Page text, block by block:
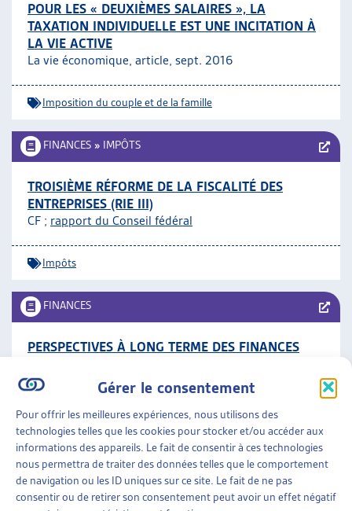
Gérer le consentement
Pour offrir les meilleures expériences, nous utilisons des
technologies telles que les cookies pour stocker et/ou accéder aux
informations des appareils. Le fait de consentir à ces technologies
nous permettra de traiter des données telles que le comportement
de navigation ou les ID uniques sur ce site. Le fait de ne pas
consentir ou de retirer son consentement peut avoir un effet négatif
POUR LES « DEUXIÈMES SALAIRES », LA
TAXATION INDIVIDUELLE EST UNE INCITATION À
LA VIE ACTIVE
La vie économique, article, sept. 2016
Imposition du couple et de la famille
FINANCES » IMPÔTS
TROISIÈME RÉFORME DE LA FISCALITÉ DES
ENTREPRISES (RIE III)
CF ; rapport du Conseil fédéral
Impôts
FINANCES
PERSPECTIVES À LONG TERME DES FINANCES
DFF, rapport, avril 2016
FINANCES »IMPÔTS
« RÉGLO » – CAMPAGNE DE PRÉVENTION ET DE